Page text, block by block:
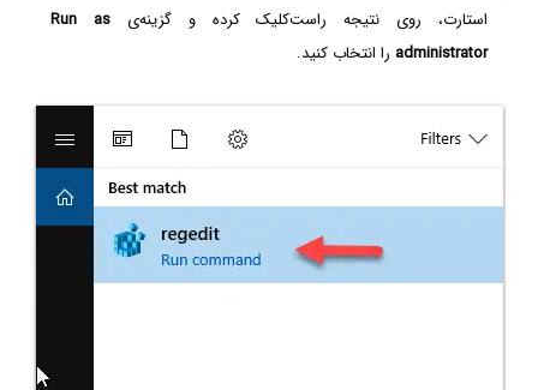
استارت، روی نتیجه راست‌کلیک کرده و گزینه‌یRun as
administrator را انتخاب کنید.